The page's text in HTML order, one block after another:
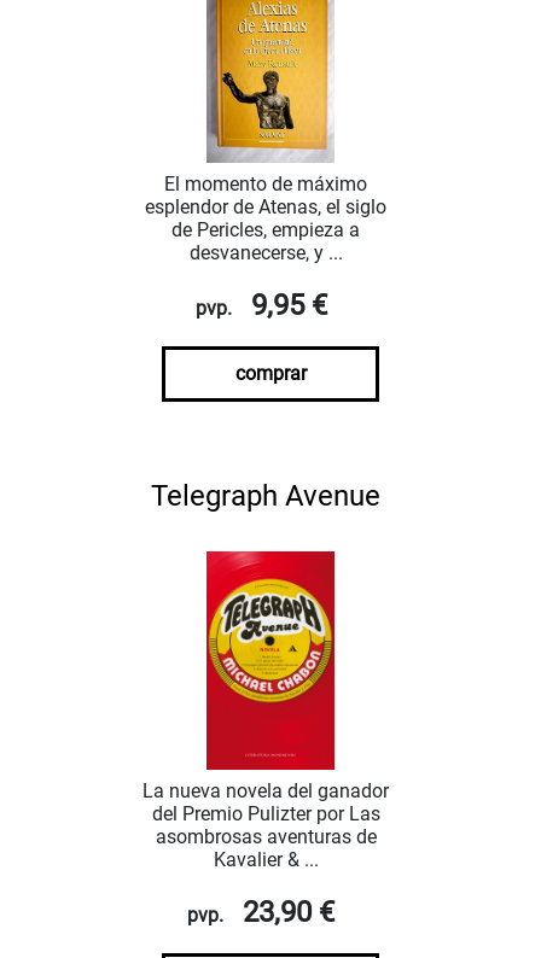
El momento de máximo
esplendor de Atenas, el siglo
de Pericles, empieza a
desvanecerse, y ...
pvp. 9,95 €
comprar
Telegraph Avenue
La nueva novela del ganador
del Premio Pulizter por Las
asombrosas aventuras de
Kavalier & ...
pvp. 23,90 €